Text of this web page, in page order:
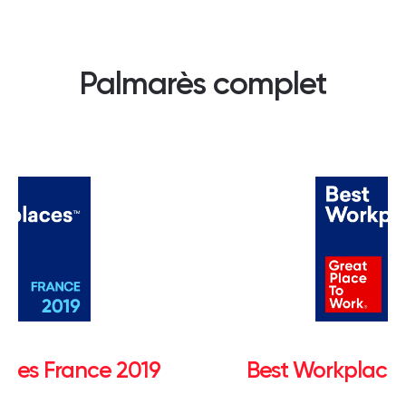
Palmarès complet
France 2019 Best